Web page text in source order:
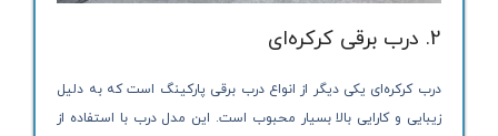
2. درب برقی کرکره‌ای
درب کرکره‌ای یکی دیگر از انواع درب برقی پارکینگ است که به دلیل
زیبایی و کارایی بالا بسیار محبوب است. این مدل درب با استفاده از